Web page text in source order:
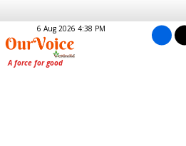
6 Aug 2026 4:38 PM